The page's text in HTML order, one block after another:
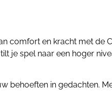
comfort en kracht met de
je spel naar een hoger
behoeften in gedachten.